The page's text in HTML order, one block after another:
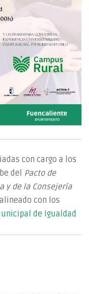
con cargo a los
del Pacto de
y de la Consejería
alineado con los
de Igualdad